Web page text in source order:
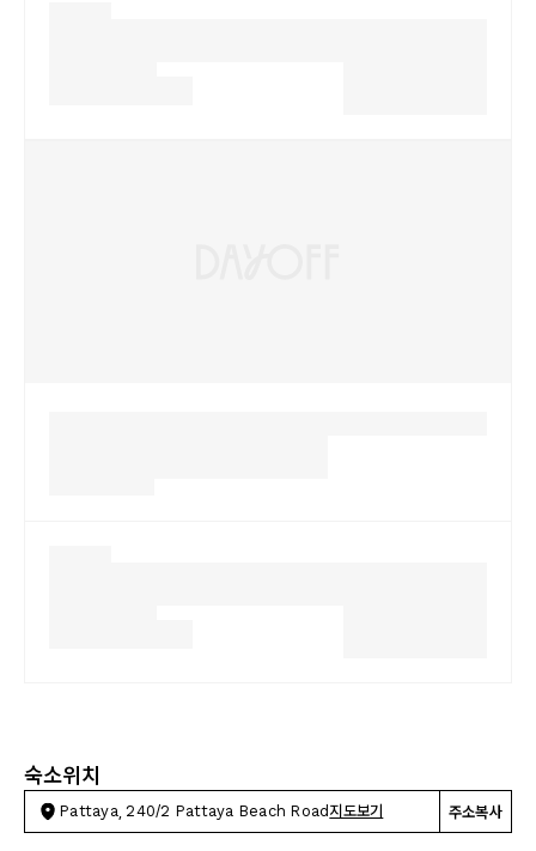
숙소위치
Pattaya, 240/2 Pattaya Beach Road 지도보기 주소복사